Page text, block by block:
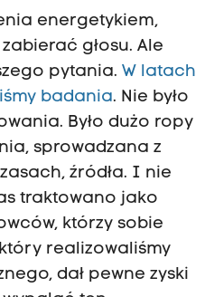
energetykiem,
głosu. Ale
pytania. W latach
badania. Nie było
Było dużo ropy
sprowadzana z
źródła. I nie
traktowano jako
którzy sobie
realizowaliśmy
dał pewne zyski